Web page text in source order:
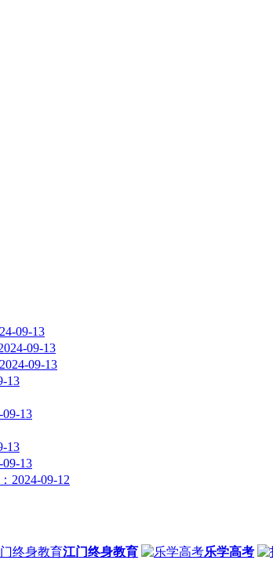
09-13
09-13
09-13
13
13
13
13
2024-09-12
江门终身教育 乐学高考